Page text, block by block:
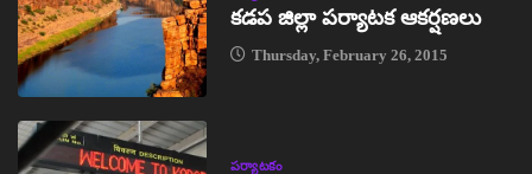
కడప జిల్లా పర్యాటక ఆకర్షణలు
Thursday, February 26, 2015
పర్యాటకం